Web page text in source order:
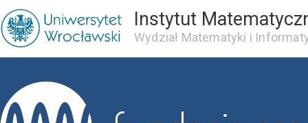
Instytut
Wydział Matematyki i